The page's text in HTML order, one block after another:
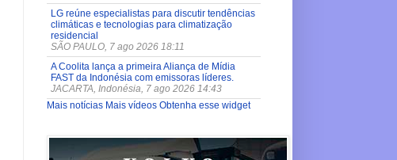
LG reúne especialistas para discutir tendências
climáticas e tecnologias para climatização
residencial
SÃO PAULO, 7 ago 2026 18:11
A Coolita lança a primeira Aliança de Mídia
FAST da Indonésia com emissoras líderes.
JACARTA, Indonésia, 7 ago 2026 14:43
Mais notícias Mais vídeos Obtenha esse widget